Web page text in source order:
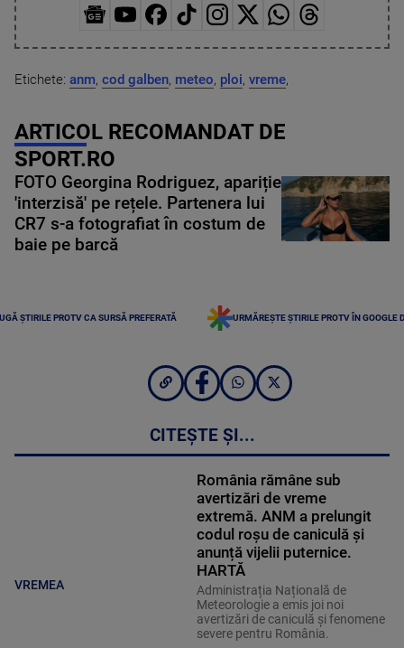
Etichete: anm, cod galben, meteo, ploi, vreme,
ARTICOL RECOMANDAT DE
SPORT.RO
FOTO Georgina Rodriguez, apariție
'interzisă' pe rețele. Partenera lui
CR7 s-a fotografiat în costum de
baie pe barcă
ȘTIRILE PROTV CA SURSĂ PREFERATĂ URMĂREȘTE ȘTIRILE PROTV ÎN GOOGLE
CITEȘTE ȘI...
VREMEA
România rămâne sub
avertizări de vreme
extremă. ANM a prelungit
codul roșu de caniculă și
anunță vijelii puternice.
HARTĂ
Administrația Națională de
Meteorologie a emis joi noi
avertizări de caniculă și fenomene
severe pentru România.